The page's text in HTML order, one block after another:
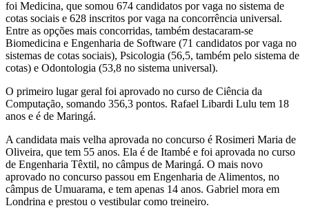
foi Medicina, que somou 674 candidatos por vaga no sistema de
cotas sociais e 628 inscritos por vaga na concorrência universal.
Entre as opções mais concorridas, também destacaram-se
Biomedicina e Engenharia de Software (71 candidatos por vaga no
sistemas de cotas sociais), Psicologia (56,5, também pelo sistema de
cotas) e Odontologia (53,8 no sistema universal).
O primeiro lugar geral foi aprovado no curso de Ciência da
Computação, somando 356,3 pontos. Rafael Libardi Lulu tem 18
anos e é de Maringá.
A candidata mais velha aprovada no concurso é Rosimeri Maria de
Oliveira, que tem 55 anos. Ela é de Itambé e foi aprovada no curso
de Engenharia Têxtil, no câmpus de Maringá. O mais novo
aprovado no concurso passou em Engenharia de Alimentos, no
câmpus de Umuarama, e tem apenas 14 anos. Gabriel mora em
Londrina e prestou o vestibular como treineiro.